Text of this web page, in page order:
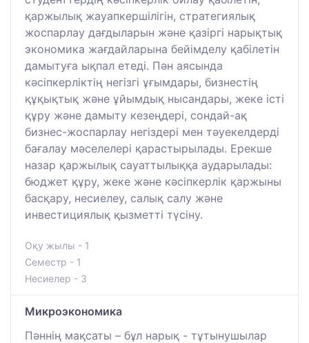
қаржылық жауапкершілігін, стратегиялық
жоспарлау дағдыларын және қазіргі нарықтық
экономика жағдайларына бейімделу қабілетін
дамытуға ықпал етеді. Пән аясында
кәсіпкерліктің негізгі ұғымдары, бизнестің
құқықтық және ұйымдық нысандары, жеке істі
құру және дамыту кезеңдері, сондай-ақ
бизнес-жоспарлау негіздері мен тәуекелдерді
бағалау мәселелері қарастырылады. Ерекше
назар қаржылық сауаттылыққа аударылады:
бюджет құру, жеке және кәсіпкерлік қаржыны
басқару, несиелеу, салық салу және
инвестициялық қызметті түсіну.
Оқу жылы - 1
Семестр - 1
Несиелер - 3
Микроэкономика
Пәннің мақсаты – бұл нарық - тұтынушылар